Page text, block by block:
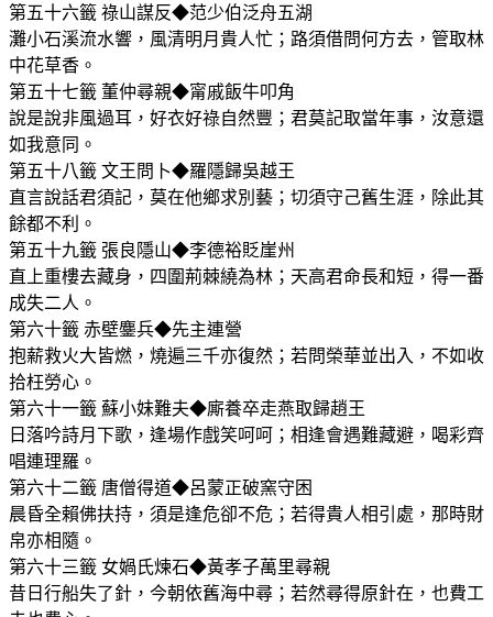
第五十六籤 祿山謀反◆范少伯泛舟五湖
灘小石溪流水響，風清明月貴人忙；路須借問何方去，管取林
中花草香。
第五十七籤 董仲尋親◆甯戚飯牛叩角
說是說非風過耳，好衣好祿自然豐；君莫記取當年事，汝意還
如我意同。
第五十八籤 文王問卜◆羅隱歸吳越王
直言說話君須記，莫在他鄉求別藝；切須守己舊生涯，除此其
餘都不利。
第五十九籤 張良隱山◆李德裕貶崖州
直上重樓去藏身，四圍荊棘繞為林；天高君命長和短，得一番
成失二人。
第六十籤 赤壁鏖兵◆先主連營
抱薪救火大皆燃，燒遍三千亦復然；若問榮華並出入，不如收
拾枉勞心。
第六十一籤 蘇小妹難夫◆廝養卒走燕取歸趙王
日落吟詩月下歌，逢場作戲笑呵呵；相逢會遇難藏避，喝彩齊
唱連理羅。
第六十二籤 唐僧得道◆呂蒙正破窯守困
晨昏全賴佛扶持，須是逢危卻不危；若得貴人相引處，那時財
帛亦相隨。
第六十三籤 女媧氏煉石◆黃孝子萬里尋親
昔日行船失了針，今朝依舊海中尋；若然尋得原針在，也費工